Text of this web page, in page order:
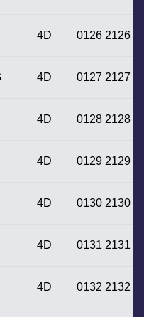
4D 0126 2126
4D 0127 2127
4D 0128 2128
4D 0129 2129
4D 0130 2130
4D 0131 2131
4D 0132 2132